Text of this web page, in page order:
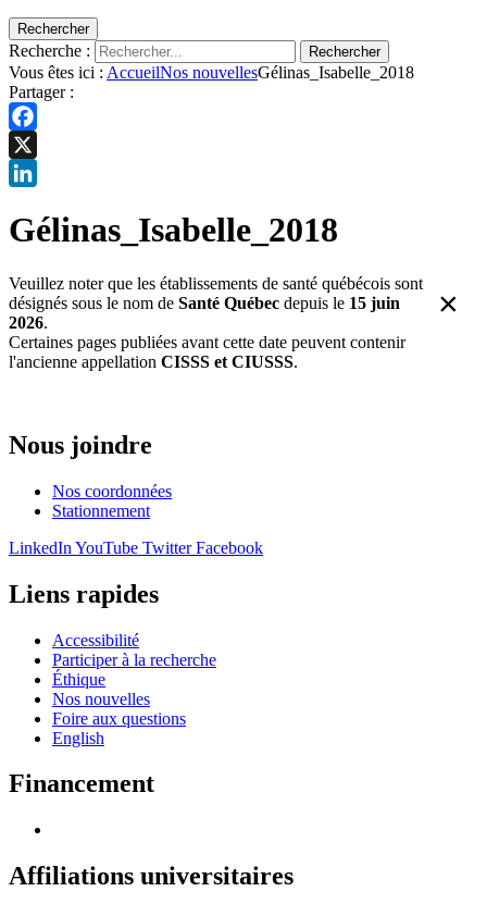
Rechercher
Recherche : Rechercher
Vous êtes ici : AccueilNos nouvellesGélinas_Isabelle_2018
Partager :
Facebook
X
Gélinas_Isabelle_2018
Veuillez noter que les établissements de santé québécois sont
désignés sous le nom de Santé Québec depuis le 15 juin
2026.
Certaines pages publiées avant cette date peuvent contenir
l'ancienne appellation CISSS et CIUSSS.
×
Nous joindre
Nos coordonnées
Stationnement
LinkedIn YouTube Twitter Facebook
Liens rapides
Accessibilité
Participer à la recherche
Éthique
Nos nouvelles
Foire aux questions
English
Financement
Affiliations universitaires